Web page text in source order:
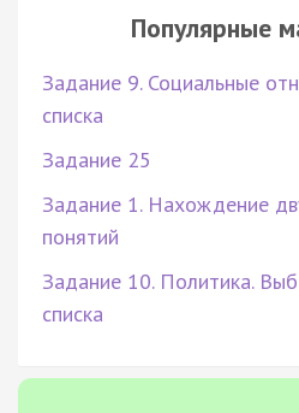
Популярные
Задание 9. Социальные
списка
Задание 25
Задание 1. Нахождение
понятий
Задание 10. Политика.
списка